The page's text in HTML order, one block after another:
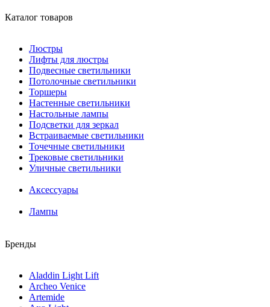
Каталог товаров
Люстры
Лифты для люстры
Подвесные светильники
Потолочные светильники
Торшеры
Настенные светильники
Настольные лампы
Подсветки для зеркал
Встраиваемые светильники
Точечные светильники
Трековые светильники
Уличные светильники
Аксессуары
Лампы
Бренды
Aladdin Light Lift
Archeo Venice
Artemide